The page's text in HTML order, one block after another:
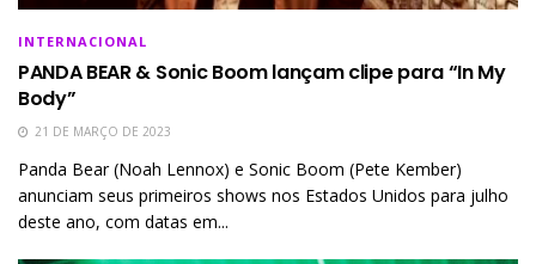
INTERNACIONAL
PANDA BEAR & Sonic Boom lançam clipe para “In My
Body”
21 DE MARÇO DE 2023
Panda Bear (Noah Lennox) e Sonic Boom (Pete Kember)
anunciam seus primeiros shows nos Estados Unidos para julho
deste ano, com datas em...